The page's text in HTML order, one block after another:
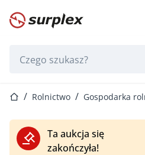
Strona główna
Strona główna
Rolnictwo Gospodarka
Ta aukcja się
zakończyła!